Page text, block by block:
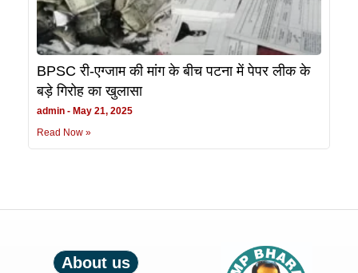
BPSC री-एग्जाम की मांग के बीच पटना में पेपर लीक के
बड़े गिरोह का खुलासा
admin
May 21, 2025
Read Now »
About us